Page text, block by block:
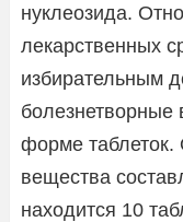
нуклеозида.
лекарственных
избирательным
болезнетворные
форме таблеток.
вещества
находится 10